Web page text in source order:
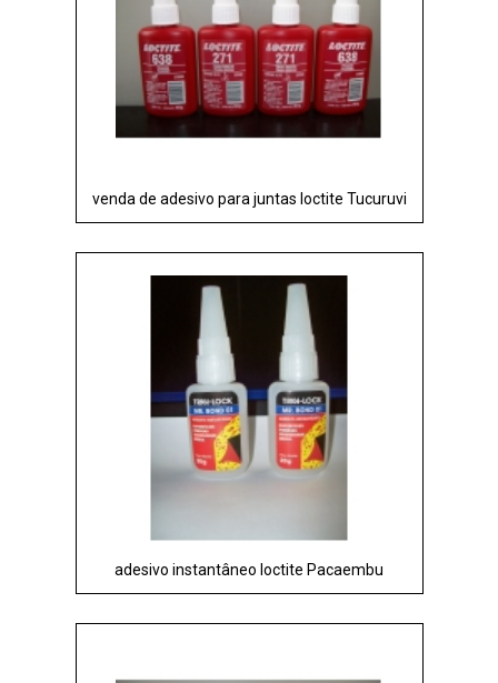
venda de adesivo para juntas loctite Tucuruvi
adesivo instantâneo loctite Pacaembu